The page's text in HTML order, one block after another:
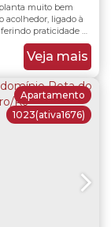
muito bem
acolhedor, ligado à
praticidade e
e discreta. O
armário embutido —
Veja mais
1023(ativa1676)
Apartamento